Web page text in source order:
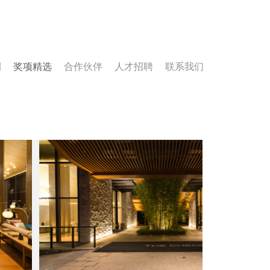
奖项精选 合作伙伴 人才招聘 联系我们